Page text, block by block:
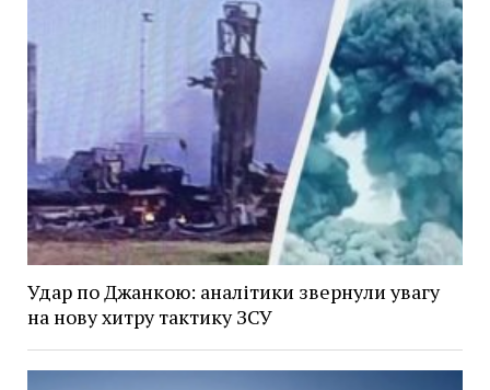
Удар по Джанкою: аналітики звернули увагу
на нову хитру тактику ЗСУ